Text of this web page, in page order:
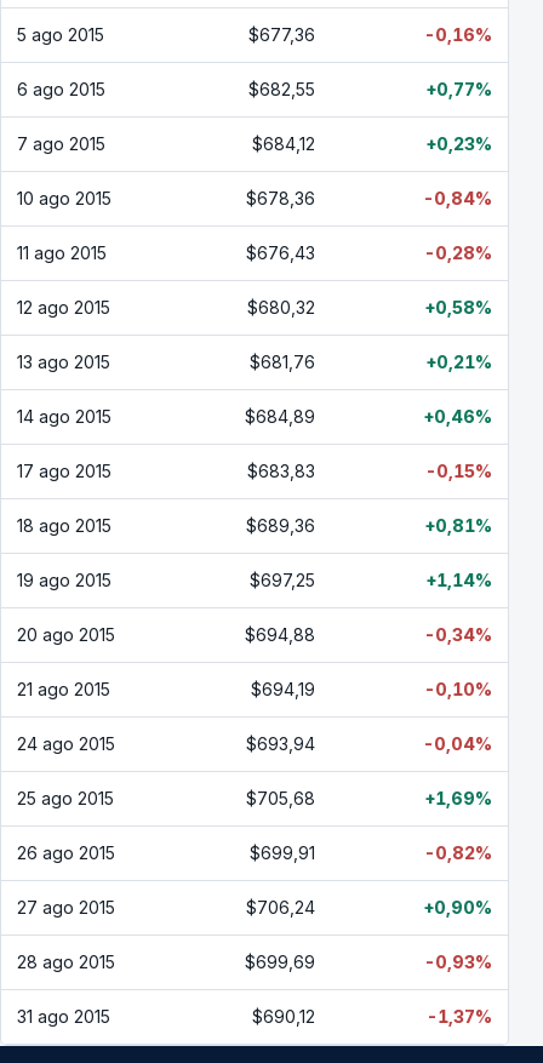
5 ago 2015 $677,36 -0,16%
6 ago 2015 $682,55 +0,77%
7 ago 2015 $684,12 +0,23%
10 ago 2015 $678,36 -0,84%
11 ago 2015 $676,43 -0,28%
12 ago 2015 $680,32 +0,58%
13 ago 2015 $681,76 +0,21%
14 ago 2015 $684,89 +0,46%
17 ago 2015 $683,83 -0,15%
18 ago 2015 $689,36 +0,81%
19 ago 2015 $697,25 +1,14%
20 ago 2015 $694,88 -0,34%
21 ago 2015 $694,19 -0,10%
24 ago 2015 $693,94 -0,04%
25 ago 2015 $705,68 +1,69%
26 ago 2015 $699,91 -0,82%
27 ago 2015 $706,24 +0,90%
28 ago 2015 $699,69 -0,93%
31 ago 2015 $690,12 -1,37%